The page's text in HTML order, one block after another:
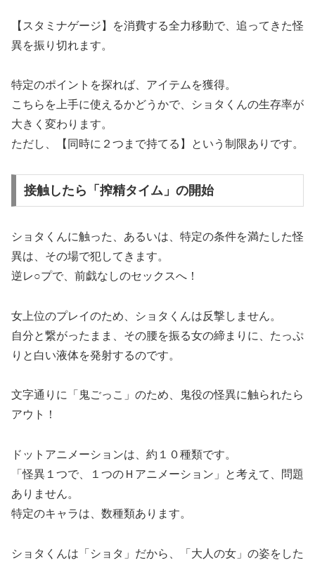
【スタミナゲージ】を消費する全力移動で、追ってきた怪
異を振り切れます。
特定のポイントを探れば、アイテムを獲得。
こちらを上手に使えるかどうかで、ショタくんの生存率が
大きく変わります。
ただし、【同時に２つまで持てる】という制限ありです。
接触したら「搾精タイム」の開始
ショタくんに触った、あるいは、特定の条件を満たした怪
異は、その場で犯してきます。
逆レ○プで、前戯なしのセックスへ！
女上位のプレイのため、ショタくんは反撃しません。
自分と繋がったまま、その腰を振る女の締まりに、たっぷ
りと白い液体を発射するのです。
文字通りに「鬼ごっこ」のため、鬼役の怪異に触られたら
アウト！
ドットアニメーションは、約１０種類です。
「怪異１つで、１つのＨアニメーション」と考えて、問題
ありません。
特定のキャラは、数種類あります。
ショタくんは「ショタ」だから、「大人の女」の姿をした